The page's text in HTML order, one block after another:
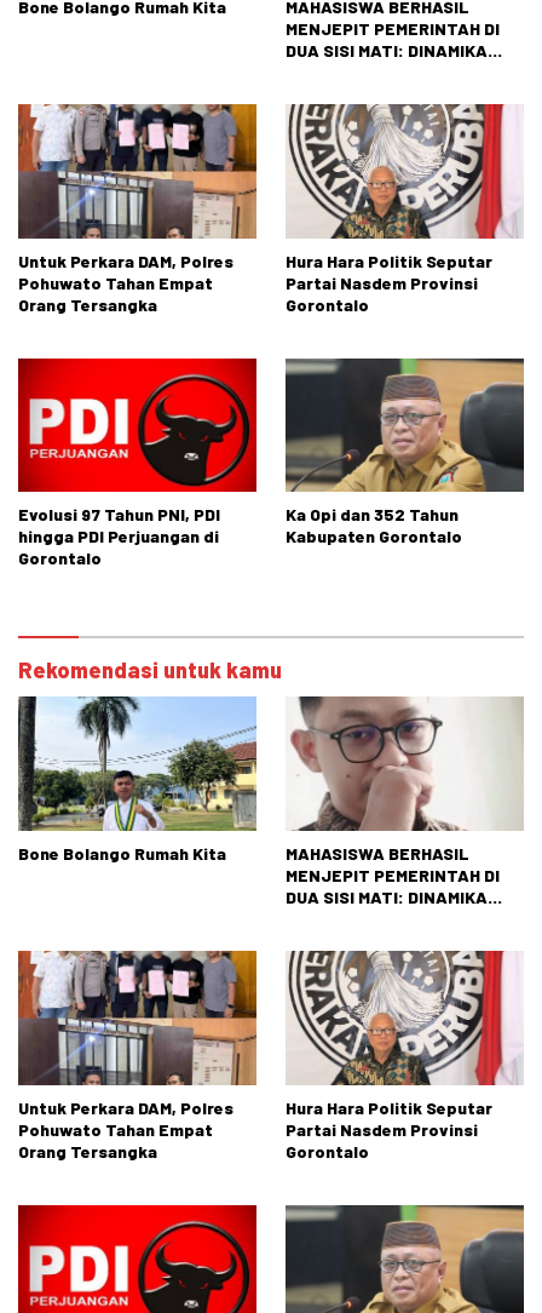
Bone Bolango Rumah Kita
MAHASISWA BERHASIL
MENJEPIT PEMERINTAH DI
DUA SISI MATI: DINAMIKA
REALITAS NEGARA
Untuk Perkara DAM, Polres
Pohuwato Tahan Empat
Orang Tersangka
Hura Hara Politik Seputar
Partai Nasdem Provinsi
Gorontalo
Evolusi 97 Tahun PNI, PDI
hingga PDI Perjuangan di
Gorontalo
Ka Opi dan 352 Tahun
Kabupaten Gorontalo
Rekomendasi untuk kamu
Bone Bolango Rumah Kita
MAHASISWA BERHASIL
MENJEPIT PEMERINTAH DI
DUA SISI MATI: DINAMIKA
REALITAS NEGARA
Untuk Perkara DAM, Polres
Pohuwato Tahan Empat
Orang Tersangka
Hura Hara Politik Seputar
Partai Nasdem Provinsi
Gorontalo